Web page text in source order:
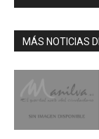
MÁS NOTICIAS